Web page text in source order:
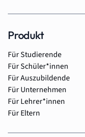
Produkt
Für Studierende
Für Schüler*innen
Für Auszubildende
Für Unternehmen
Für Lehrer*innen
Für Eltern